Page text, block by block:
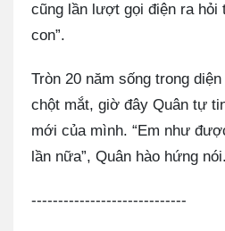
cũng lần lượt gọi điện ra hỏi
con”.
Tròn 20 năm sống trong
chột mắt, giờ đây Quân tự
mới của mình. “Em như
lần nữa”, Quân hào hứng nói.
-----------------------------